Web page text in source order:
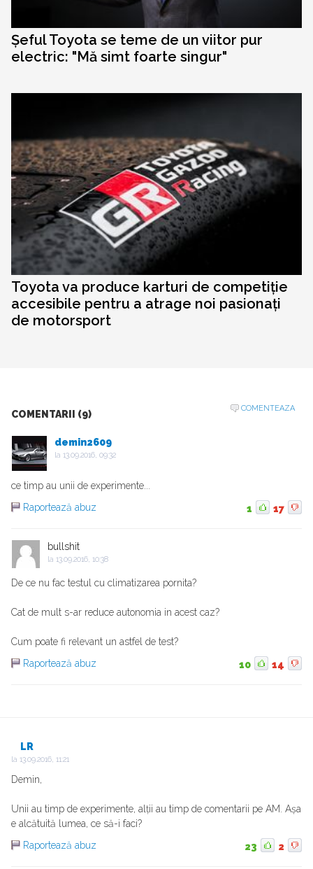
Șeful Toyota se teme de un viitor pur
electric: "Mă simt foarte singur"
Toyota va produce karturi de competiție
accesibile pentru a atrage noi pasionați
de motorsport
COMENTARII (9)
COMENTEAZA
demin2609
la 13.09.2016, 09:32
ce timp au unii de experimente...
Raportează abuz
1 17
bullshit
la 13.09.2016, 10:38
De ce nu fac testul cu climatizarea pornita?
Cat de mult s-ar reduce autonomia in acest caz?
Cum poate fi relevant un astfel de test?
Raportează abuz
10 14
LR
la 13.09.2016, 11:21
Demin,
Unii au timp de experimente, alții au timp de comentarii pe AM. Așa
e alcătuită lumea, ce să-i faci?
Raportează abuz
23 2